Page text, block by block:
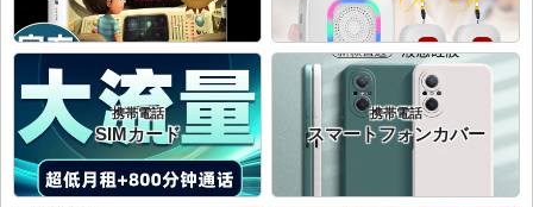
携帯電話
SIMカード
携帯電話
スマートフォンカバー